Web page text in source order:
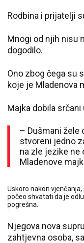
Rodbina i prijatelji
Mnogi od njih nisu
dogodilo.
Ono zbog čega su
koje je Mladenova
Majka dobila
– Dušmani žele
stvoreni jedno
na zle jezike ne
Mladenove
Uskoro nakon
počeo shvatati da je
pogrešna.
Njegova nova
zahtjevna osoba,